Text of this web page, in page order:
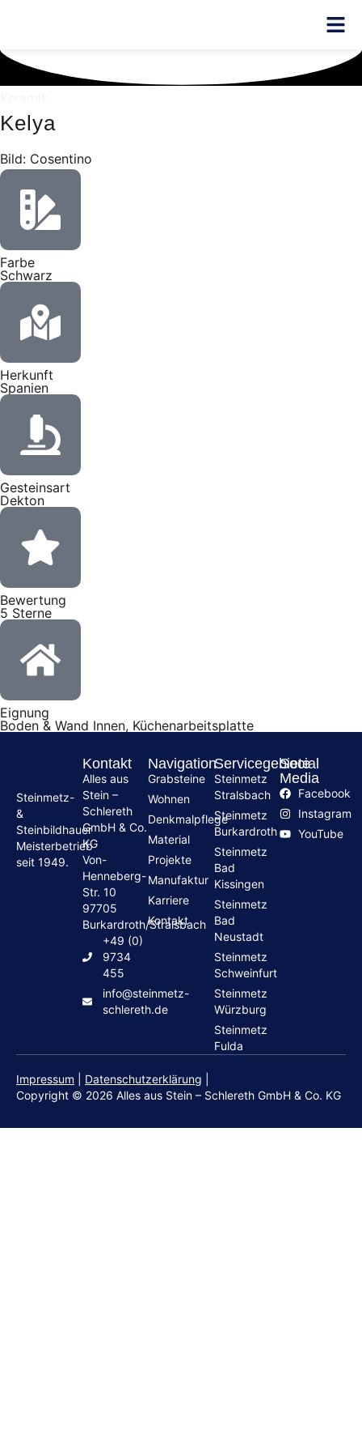
Kelya
Bild: Cosentino
Farbe
Schwarz
Herkunft
Spanien
Gesteinsart
Dekton
Bewertung
5 Sterne
Eignung
Boden & Wand Innen, Küchenarbeitsplatte
Steinmetz-
&
Steinbildhauer
Meisterbetrieb
seit 1949.
Kontakt
Alles aus
Stein –
Schlereth
GmbH & Co.
KG
Von-
Henneberg-
Str. 10
97705
Burkardroth/Stralsbach
+49 (0)
9734
455
info@steinmetz-
schlereth.de
Navigation
Grabsteine
Wohnen
Denkmalpflege
Material
Projekte
Manufaktur
Karriere
Kontakt
Servicegebiete
Steinmetz
Stralsbach
Steinmetz
Burkardroth
Steinmetz
Bad
Kissingen
Steinmetz
Bad
Neustadt
Steinmetz
Schweinfurt
Steinmetz
Würzburg
Steinmetz
Fulda
Social
Media
Facebook
Instagram
YouTube
Copyright © 2026 Alles aus Stein – Schlereth GmbH & Co. KG
Impressum Datenschutzerklärung